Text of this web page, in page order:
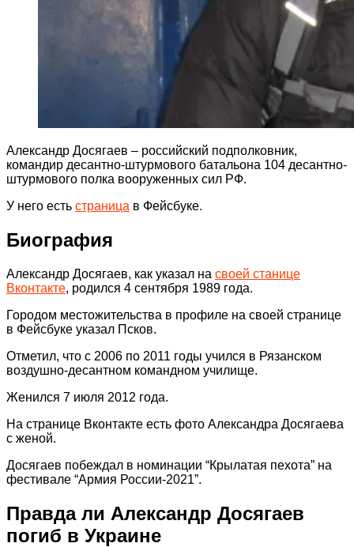
Александр Досягаев – российский подполковник,
командир десантно-штурмового батальона 104 десантно-
штурмового полка вооруженных сил РФ.
У него есть страница в Фейсбуке.
Биография
Александр Досягаев, как указал на своей станице
Вконтакте, родился 4 сентября 1989 года.
Городом местожительства в профиле на своей странице
в Фейсбуке указал Псков.
Отметил, что с 2006 по 2011 годы учился в Рязанском
воздушно-десантном командном училище.
Женился 7 июля 2012 года.
На странице Вконтакте есть фото Александра Досягаева
с женой.
Досягаев побеждал в номинации “Крылатая пехота” на
фестивале “Армия России-2021”.
Правда ли Александр Досягаев
погиб в Украине